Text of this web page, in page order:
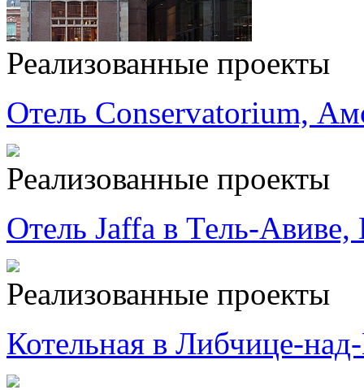
Реализованные проекты
Отель Conservatorium,
Реализованные проекты
Отель Jaffa в Тель-Авиве,
Реализованные проекты
Котельная в Либчице-